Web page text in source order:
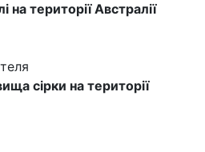
на території Австралії
сірки на території